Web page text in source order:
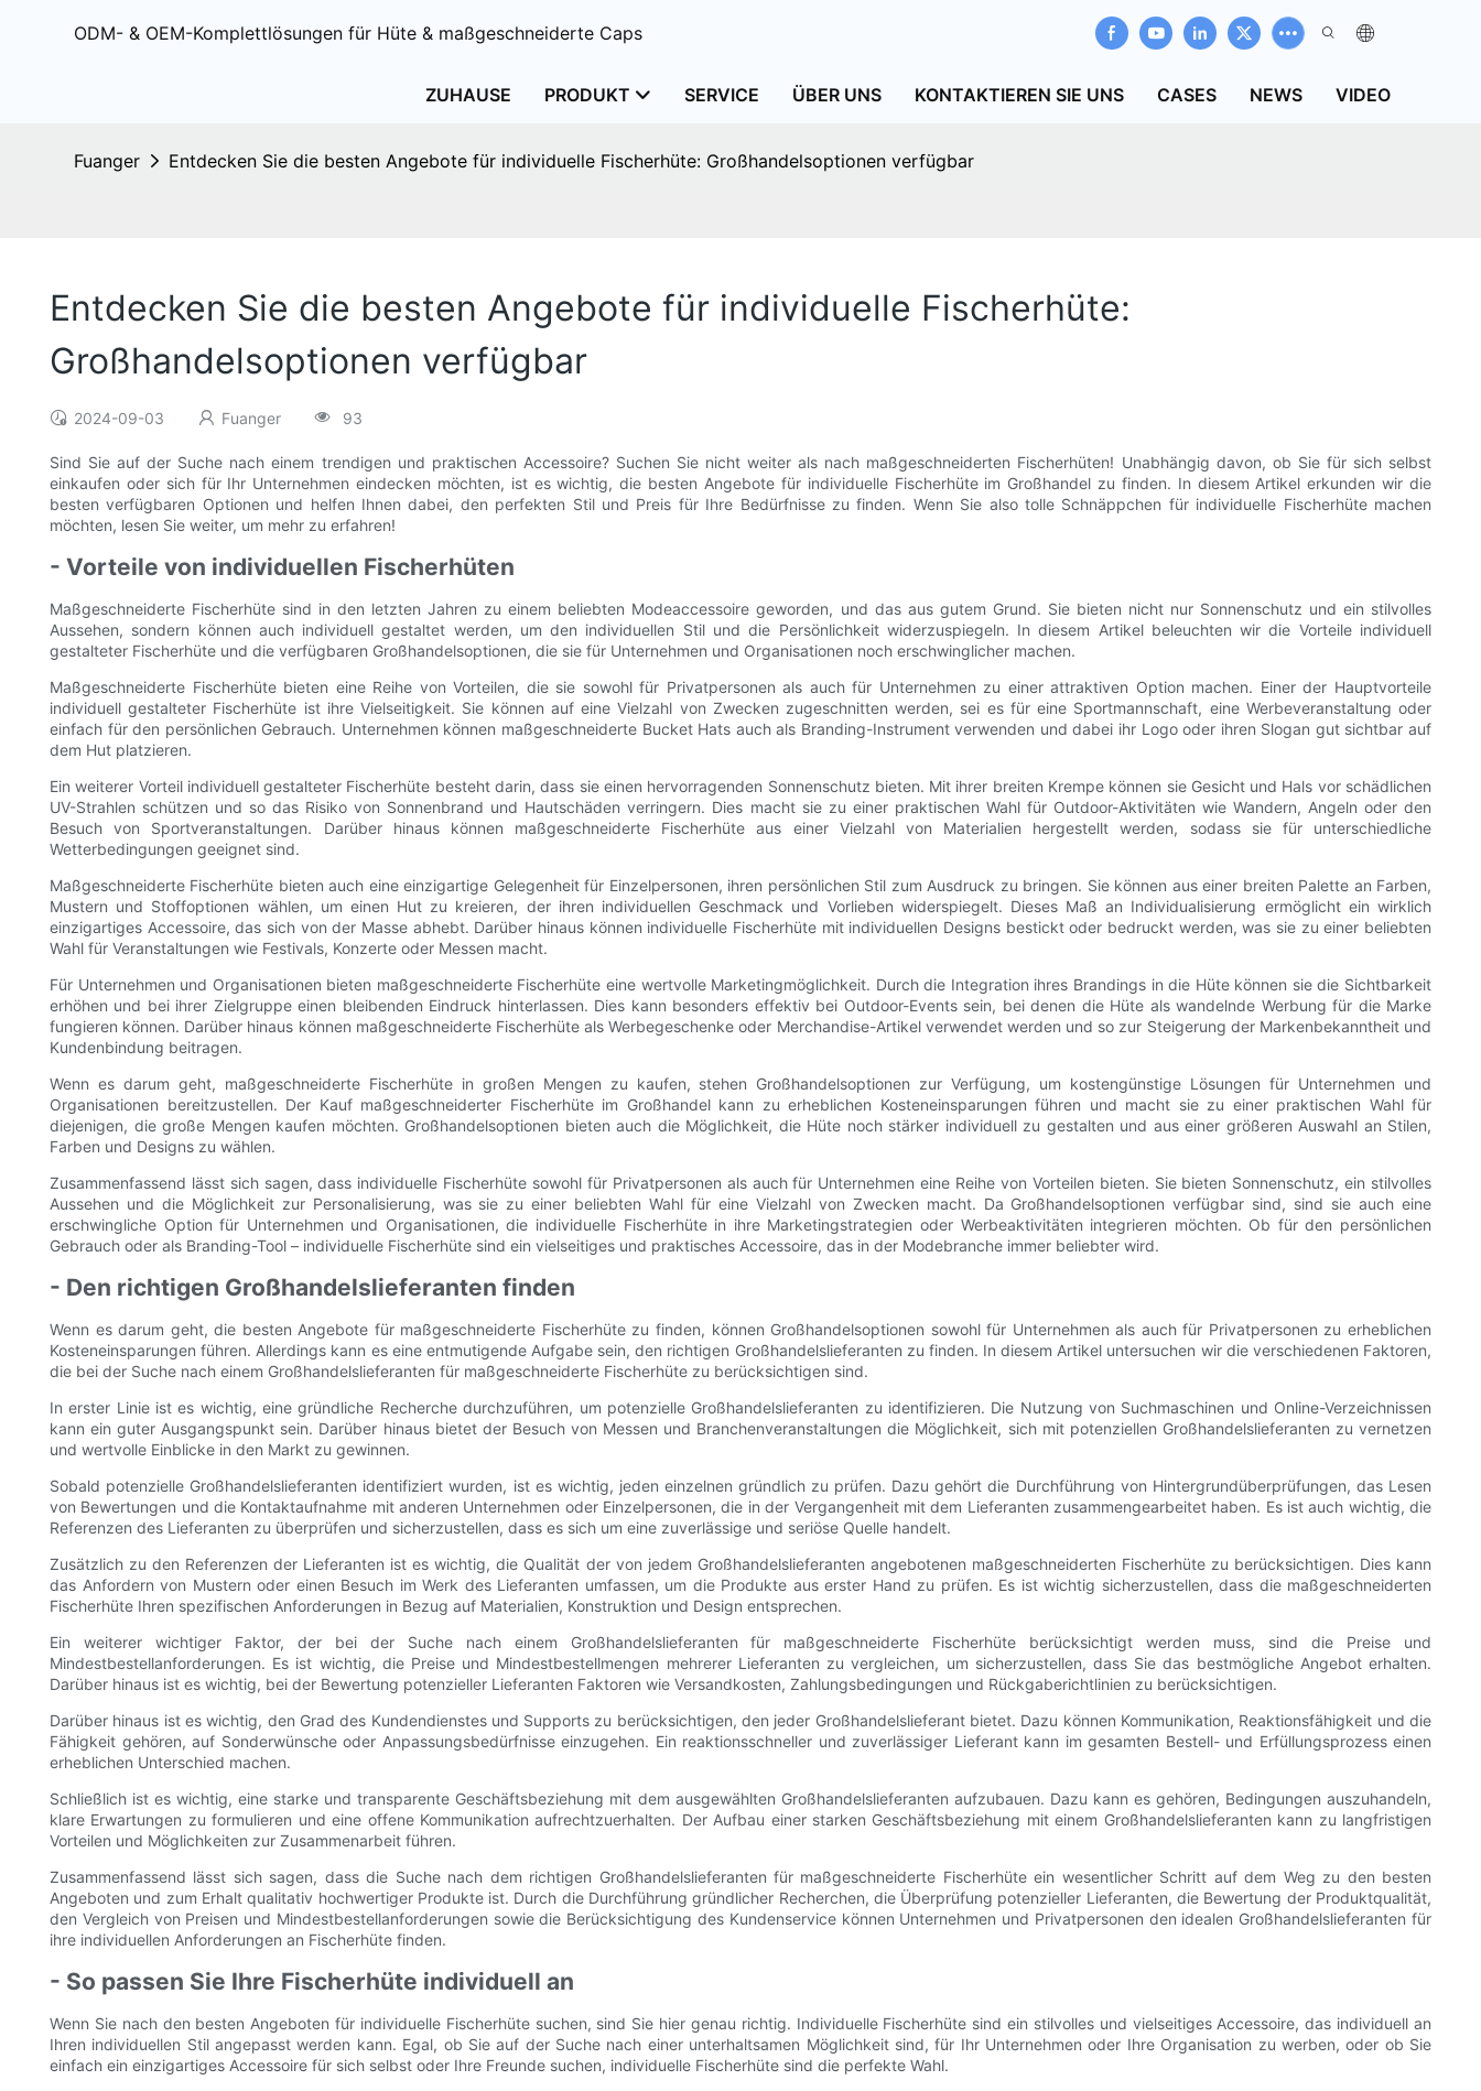
ODM- & OEM-Komplettlösungen für Hüte & maßgeschneiderte Caps
ZUHAUSE PRODUKT SERVICE ÜBER UNS KONTAKTIEREN SIE UNS CASES NEWS VIDEO
Fuanger Entdecken Sie die besten Angebote für individuelle Fischerhüte: Großhandelsoptionen verfügbar
Entdecken Sie die besten Angebote für individuelle Fischerhüte:
Großhandelsoptionen verfügbar
2024-09-03 Fuanger 93
Sind Sie auf der Suche nach einem trendigen und praktischen Accessoire? Suchen Sie nicht weiter als nach maßgeschneiderten Fischerhüten! Unabhängig davon, ob Sie für sich selbst
einkaufen oder sich für Ihr Unternehmen eindecken möchten, ist es wichtig, die besten Angebote für individuelle Fischerhüte im Großhandel zu finden. In diesem Artikel erkunden wir die
besten verfügbaren Optionen und helfen Ihnen dabei, den perfekten Stil und Preis für Ihre Bedürfnisse zu finden. Wenn Sie also tolle Schnäppchen für individuelle Fischerhüte machen
möchten, lesen Sie weiter, um mehr zu erfahren!
- Vorteile von individuellen Fischerhüten
Maßgeschneiderte Fischerhüte sind in den letzten Jahren zu einem beliebten Modeaccessoire geworden, und das aus gutem Grund. Sie bieten nicht nur Sonnenschutz und ein stilvolles
Aussehen, sondern können auch individuell gestaltet werden, um den individuellen Stil und die Persönlichkeit widerzuspiegeln. In diesem Artikel beleuchten wir die Vorteile individuell
gestalteter Fischerhüte und die verfügbaren Großhandelsoptionen, die sie für Unternehmen und Organisationen noch erschwinglicher machen.
Maßgeschneiderte Fischerhüte bieten eine Reihe von Vorteilen, die sie sowohl für Privatpersonen als auch für Unternehmen zu einer attraktiven Option machen. Einer der Hauptvorteile
individuell gestalteter Fischerhüte ist ihre Vielseitigkeit. Sie können auf eine Vielzahl von Zwecken zugeschnitten werden, sei es für eine Sportmannschaft, eine Werbeveranstaltung oder
einfach für den persönlichen Gebrauch. Unternehmen können maßgeschneiderte Bucket Hats auch als Branding-Instrument verwenden und dabei ihr Logo oder ihren Slogan gut sichtbar auf
dem Hut platzieren.
Ein weiterer Vorteil individuell gestalteter Fischerhüte besteht darin, dass sie einen hervorragenden Sonnenschutz bieten. Mit ihrer breiten Krempe können sie Gesicht und Hals vor schädlichen
UV-Strahlen schützen und so das Risiko von Sonnenbrand und Hautschäden verringern. Dies macht sie zu einer praktischen Wahl für Outdoor-Aktivitäten wie Wandern, Angeln oder den
Besuch von Sportveranstaltungen. Darüber hinaus können maßgeschneiderte Fischerhüte aus einer Vielzahl von Materialien hergestellt werden, sodass sie für unterschiedliche
Wetterbedingungen geeignet sind.
Maßgeschneiderte Fischerhüte bieten auch eine einzigartige Gelegenheit für Einzelpersonen, ihren persönlichen Stil zum Ausdruck zu bringen. Sie können aus einer breiten Palette an Farben,
Mustern und Stoffoptionen wählen, um einen Hut zu kreieren, der ihren individuellen Geschmack und Vorlieben widerspiegelt. Dieses Maß an Individualisierung ermöglicht ein wirklich
einzigartiges Accessoire, das sich von der Masse abhebt. Darüber hinaus können individuelle Fischerhüte mit individuellen Designs bestickt oder bedruckt werden, was sie zu einer beliebten
Wahl für Veranstaltungen wie Festivals, Konzerte oder Messen macht.
Für Unternehmen und Organisationen bieten maßgeschneiderte Fischerhüte eine wertvolle Marketingmöglichkeit. Durch die Integration ihres Brandings in die Hüte können sie die Sichtbarkeit
erhöhen und bei ihrer Zielgruppe einen bleibenden Eindruck hinterlassen. Dies kann besonders effektiv bei Outdoor-Events sein, bei denen die Hüte als wandelnde Werbung für die Marke
fungieren können. Darüber hinaus können maßgeschneiderte Fischerhüte als Werbegeschenke oder Merchandise-Artikel verwendet werden und so zur Steigerung der Markenbekanntheit und
Kundenbindung beitragen.
Wenn es darum geht, maßgeschneiderte Fischerhüte in großen Mengen zu kaufen, stehen Großhandelsoptionen zur Verfügung, um kostengünstige Lösungen für Unternehmen und
Organisationen bereitzustellen. Der Kauf maßgeschneiderter Fischerhüte im Großhandel kann zu erheblichen Kosteneinsparungen führen und macht sie zu einer praktischen Wahl für
diejenigen, die große Mengen kaufen möchten. Großhandelsoptionen bieten auch die Möglichkeit, die Hüte noch stärker individuell zu gestalten und aus einer größeren Auswahl an Stilen,
Farben und Designs zu wählen.
Zusammenfassend lässt sich sagen, dass individuelle Fischerhüte sowohl für Privatpersonen als auch für Unternehmen eine Reihe von Vorteilen bieten. Sie bieten Sonnenschutz, ein stilvolles
Aussehen und die Möglichkeit zur Personalisierung, was sie zu einer beliebten Wahl für eine Vielzahl von Zwecken macht. Da Großhandelsoptionen verfügbar sind, sind sie auch eine
erschwingliche Option für Unternehmen und Organisationen, die individuelle Fischerhüte in ihre Marketingstrategien oder Werbeaktivitäten integrieren möchten. Ob für den persönlichen
Gebrauch oder als Branding-Tool – individuelle Fischerhüte sind ein vielseitiges und praktisches Accessoire, das in der Modebranche immer beliebter wird.
- Den richtigen Großhandelslieferanten finden
Wenn es darum geht, die besten Angebote für maßgeschneiderte Fischerhüte zu finden, können Großhandelsoptionen sowohl für Unternehmen als auch für Privatpersonen zu erheblichen
Kosteneinsparungen führen. Allerdings kann es eine entmutigende Aufgabe sein, den richtigen Großhandelslieferanten zu finden. In diesem Artikel untersuchen wir die verschiedenen Faktoren,
die bei der Suche nach einem Großhandelslieferanten für maßgeschneiderte Fischerhüte zu berücksichtigen sind.
In erster Linie ist es wichtig, eine gründliche Recherche durchzuführen, um potenzielle Großhandelslieferanten zu identifizieren. Die Nutzung von Suchmaschinen und Online-Verzeichnissen
kann ein guter Ausgangspunkt sein. Darüber hinaus bietet der Besuch von Messen und Branchenveranstaltungen die Möglichkeit, sich mit potenziellen Großhandelslieferanten zu vernetzen
und wertvolle Einblicke in den Markt zu gewinnen.
Sobald potenzielle Großhandelslieferanten identifiziert wurden, ist es wichtig, jeden einzelnen gründlich zu prüfen. Dazu gehört die Durchführung von Hintergrundüberprüfungen, das Lesen
von Bewertungen und die Kontaktaufnahme mit anderen Unternehmen oder Einzelpersonen, die in der Vergangenheit mit dem Lieferanten zusammengearbeitet haben. Es ist auch wichtig, die
Referenzen des Lieferanten zu überprüfen und sicherzustellen, dass es sich um eine zuverlässige und seriöse Quelle handelt.
Zusätzlich zu den Referenzen der Lieferanten ist es wichtig, die Qualität der von jedem Großhandelslieferanten angebotenen maßgeschneiderten Fischerhüte zu berücksichtigen. Dies kann
das Anfordern von Mustern oder einen Besuch im Werk des Lieferanten umfassen, um die Produkte aus erster Hand zu prüfen. Es ist wichtig sicherzustellen, dass die maßgeschneiderten
Fischerhüte Ihren spezifischen Anforderungen in Bezug auf Materialien, Konstruktion und Design entsprechen.
Ein weiterer wichtiger Faktor, der bei der Suche nach einem Großhandelslieferanten für maßgeschneiderte Fischerhüte berücksichtigt werden muss, sind die Preise und
Mindestbestellanforderungen. Es ist wichtig, die Preise und Mindestbestellmengen mehrerer Lieferanten zu vergleichen, um sicherzustellen, dass Sie das bestmögliche Angebot erhalten.
Darüber hinaus ist es wichtig, bei der Bewertung potenzieller Lieferanten Faktoren wie Versandkosten, Zahlungsbedingungen und Rückgaberichtlinien zu berücksichtigen.
Darüber hinaus ist es wichtig, den Grad des Kundendienstes und Supports zu berücksichtigen, den jeder Großhandelslieferant bietet. Dazu können Kommunikation, Reaktionsfähigkeit und die
Fähigkeit gehören, auf Sonderwünsche oder Anpassungsbedürfnisse einzugehen. Ein reaktionsschneller und zuverlässiger Lieferant kann im gesamten Bestell- und Erfüllungsprozess einen
erheblichen Unterschied machen.
Schließlich ist es wichtig, eine starke und transparente Geschäftsbeziehung mit dem ausgewählten Großhandelslieferanten aufzubauen. Dazu kann es gehören, Bedingungen auszuhandeln,
klare Erwartungen zu formulieren und eine offene Kommunikation aufrechtzuerhalten. Der Aufbau einer starken Geschäftsbeziehung mit einem Großhandelslieferanten kann zu langfristigen
Vorteilen und Möglichkeiten zur Zusammenarbeit führen.
Zusammenfassend lässt sich sagen, dass die Suche nach dem richtigen Großhandelslieferanten für maßgeschneiderte Fischerhüte ein wesentlicher Schritt auf dem Weg zu den besten
Angeboten und zum Erhalt qualitativ hochwertiger Produkte ist. Durch die Durchführung gründlicher Recherchen, die Überprüfung potenzieller Lieferanten, die Bewertung der Produktqualität,
den Vergleich von Preisen und Mindestbestellanforderungen sowie die Berücksichtigung des Kundenservice können Unternehmen und Privatpersonen den idealen Großhandelslieferanten für
ihre individuellen Anforderungen an Fischerhüte finden.
- So passen Sie Ihre Fischerhüte individuell an
Wenn Sie nach den besten Angeboten für individuelle Fischerhüte suchen, sind Sie hier genau richtig. Individuelle Fischerhüte sind ein stilvolles und vielseitiges Accessoire, das individuell an
Ihren individuellen Stil angepasst werden kann. Egal, ob Sie auf der Suche nach einer unterhaltsamen Möglichkeit sind, für Ihr Unternehmen oder Ihre Organisation zu werben, oder ob Sie
einfach ein einzigartiges Accessoire für sich selbst oder Ihre Freunde suchen, individuelle Fischerhüte sind die perfekte Wahl.